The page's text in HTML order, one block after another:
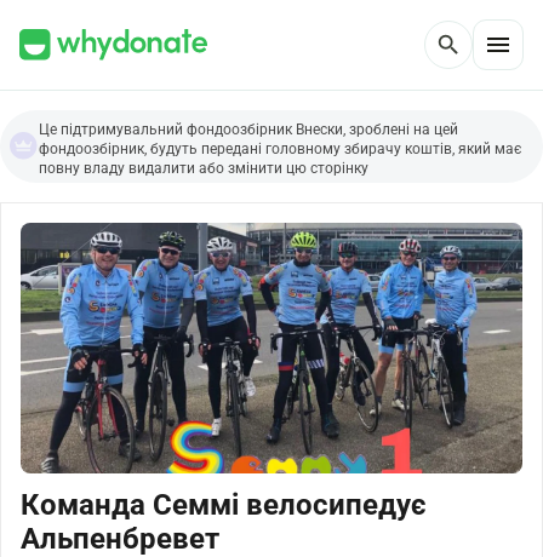
search menu
Це підтримувальний фондоозбірник Внески, зроблені на цей
фондоозбірник, будуть передані головному збирачу коштів, який має
повну владу видалити або змінити цю сторінку
Команда Семмі велосипедує
Альпенбревет